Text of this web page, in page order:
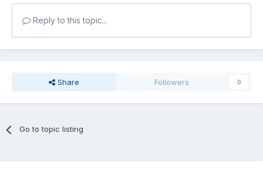
Reply to this topic...
Share Followers 0
Go to topic listing